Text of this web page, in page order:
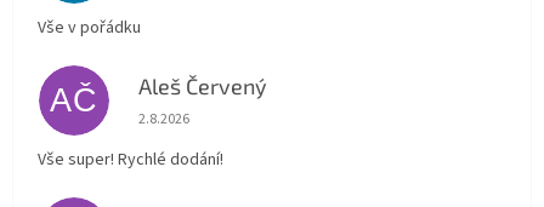
Vše v pořádku
AČ Aleš Červený
Hodnocení obchodu je 5 z 5 hvězdiček.
2.8.2026
Vše super! Rychlé dodání!